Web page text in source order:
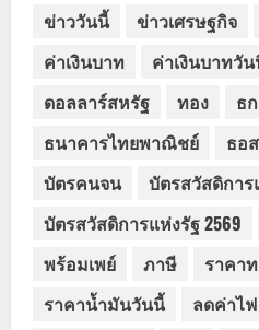
ข่าววันนี้ ข่าวเศรษฐกิจ
ค่าเงินบาท
ค่าเงินบาทวั
ดอลลาร์สหรัฐ
ทอง ธ
ธนาคารไทยพาณิชย์
ธอส
บัตรคนจน
บัตรสวัสดิการ
บัตรสวัสดิการแห่งรัฐ 2569
พร้อมเพย์
ภาษี ราคา
ราคาน้ำมันวันนี้
ลดค่าไฟ